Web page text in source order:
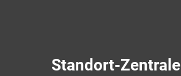
Standort-Zentrale